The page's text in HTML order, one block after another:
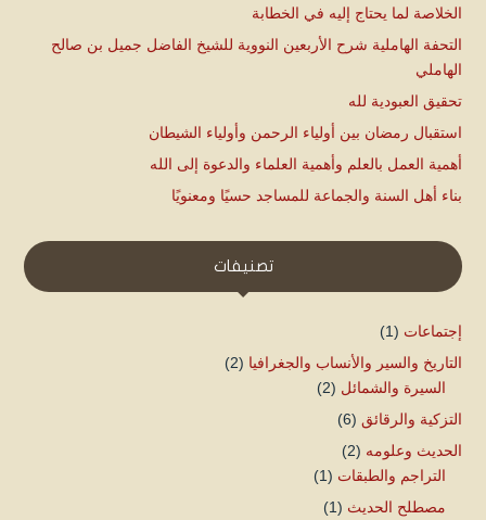
الخلاصة لما يحتاج إليه في الخطابة
التحفة الهاملية شرح الأربعين النووية للشيخ الفاضل جميل بن صالح
الهاملي
تحقيق العبودية لله
استقبال رمضان بين أولياء الرحمن وأولياء الشيطان
أهمية العمل بالعلم وأهمية العلماء والدعوة إلى الله
بناء أهل السنة والجماعة للمساجد حسيًا ومعنويًا
تصنيفات
إجتماعات (1)
التاريخ والسير والأنساب والجغرافيا (2)
السيرة والشمائل (2)
التزكية والرقائق (6)
الحديث وعلومه (2)
التراجم والطبقات (1)
مصطلح الحديث (1)